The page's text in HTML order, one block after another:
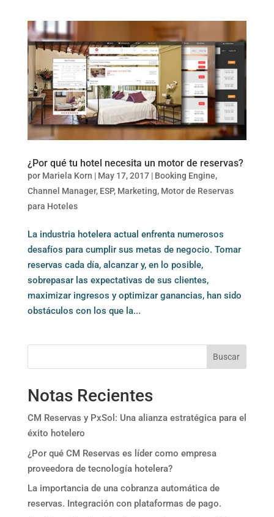
¿Por qué tu hotel necesita un motor de reservas?
por Mariela Korn | May 17, 2017| Booking Engine,
Channel Manager, ESP, Marketing, Motor de Reservas
para Hoteles
La industria hotelera actual enfrenta numerosos
desafíos para cumplir sus metas de negocio. Tomar
reservas cada día, alcanzar y, en lo posible,
sobrepasar las expectativas de sus clientes,
maximizar ingresos y optimizar ganancias, han sido
obstáculos con los que la...
Buscar
Notas Recientes
CM Reservas y PxSol: Una alianza estratégica para el
éxito hotelero
¿Por qué CM Reservas es líder como empresa
proveedora de tecnología hotelera?
La importancia de una cobranza automática de
reservas. Integración con plataformas de pago.